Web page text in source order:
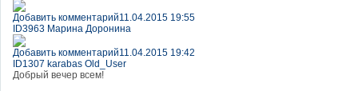
Добавить комментарий11.04.2015 19:55
ID3963 Марина Доронина
Добавить комментарий11.04.2015 19:42
ID1307 karabas Old_User
Добрый вечер всем!